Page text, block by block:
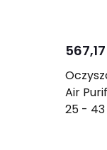
567,17
Air
25 - 43